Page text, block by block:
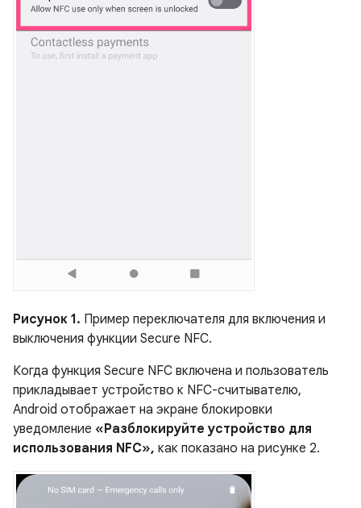
Рисунок 1. Пример переключателя для включения и
выключения функции Secure NFC.
Когда функция Secure NFC включена и пользователь
прикладывает устройство к NFC-считывателю,
Android отображает на экране блокировки
уведомление «Разблокируйте устройство для
использования NFC», как показано на рисунке 2.